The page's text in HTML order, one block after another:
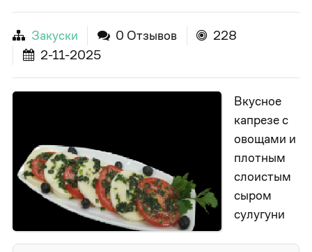
Закуски 0 Отзывов
228
2-11-2025
Вкусное
капрезе с
овощами и
плотным
слоистым
сыром
сулугуни